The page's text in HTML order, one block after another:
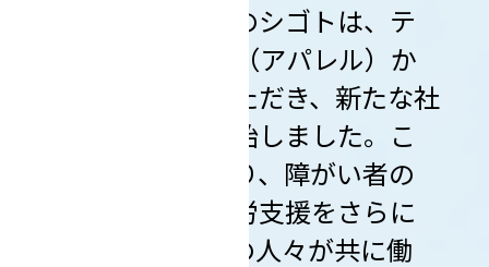
株式会社ミンナのシゴトは、テ
ィンパンアレイ（アパレル）か
ら仕事を提供いただき、新たな社
会貢献活動を開始しました。こ
の取り組みにより、障がい者の
社会的自立と就労支援をさらに
強化し、すべての人々が共に働